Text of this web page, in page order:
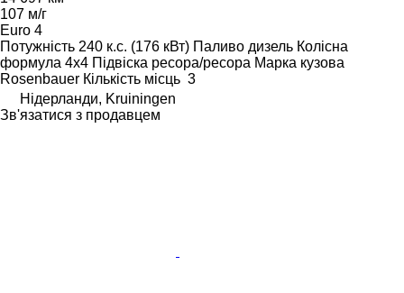
107 м/г
Euro 4
Потужність 240 к.с. (176 кВт) Паливо дизель Колісна
формула 4x4 Підвіска ресора/ресора Марка кузова
Rosenbauer Кількість місць 3
Нідерланди, Kruiningen
Зв'язатися з продавцем